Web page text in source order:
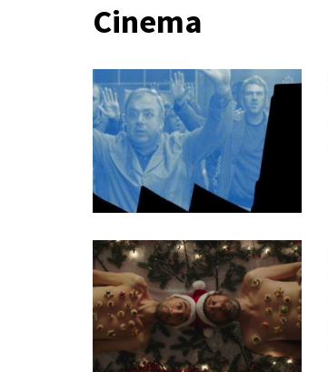
Construção e Imobiliário
Cultura e Educação
Telecomunicações
Turismo e Lazer
Electrónica e Informática
Cinema